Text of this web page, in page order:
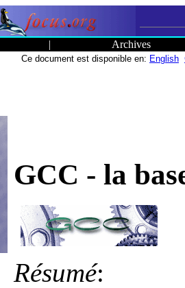
| Archives
Ce document est disponible en: English
GCC - la
Résumé: